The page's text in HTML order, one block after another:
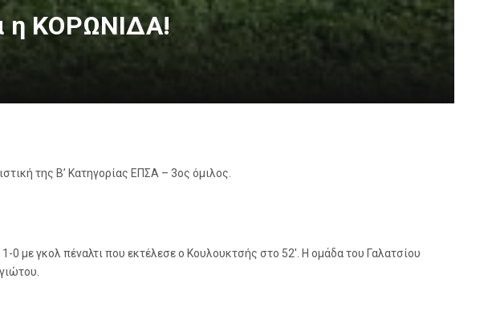
η ΚΟΡΩΝΙΔΑ!
της Β’ Κατηγορίας ΕΠΣΑ – 3ος όμιλος.
με γκολ πέναλτι που εκτέλεσε ο Κουλουκτσής στο 52′. Η ομάδα του Γαλατσίου